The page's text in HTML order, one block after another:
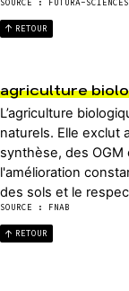
SOURCE : FUTURA-
RETOUR
agriculture
L’agriculture
naturels. Elle exclut
synthèse, des OGM
l'amélioration
des sols et le
SOURCE : FNAB
RETOUR